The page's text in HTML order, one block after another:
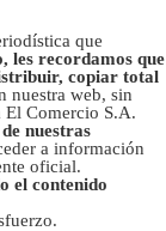
que
les recordamos que
copiar total
nuestra web, sin
El Comercio S.A.
nuestras
a información
oficial.
el contenido